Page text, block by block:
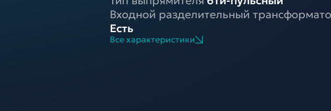
Входной разделительный
Есть
Все характеристики